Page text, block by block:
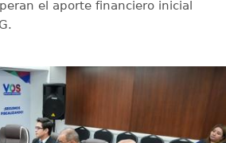
el aporte financiero inicial